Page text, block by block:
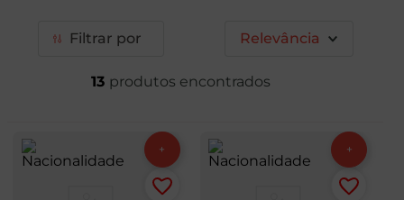
Filtrar Relevância
13